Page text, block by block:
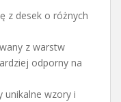
z desek o różnych
z warstw
odporny na
unikalne wzory i